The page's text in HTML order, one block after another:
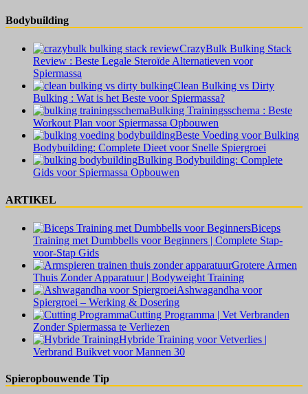
Bodybuilding
CrazyBulk Bulking Stack
Review : Beste Legale Steroïde Alternatieven voor
Spiermassa
Clean Bulking vs Dirty
Bulking : Wat is het Beste voor Spiermassa?
Bulking Trainingsschema : Beste
Workout Plan voor Spiermassa Opbouwen
Beste Voeding voor Bulking
Bodybuilding: Complete Dieet voor Snelle Spiergroei
Bulking Bodybuilding: Complete
Gids voor Spiermassa Opbouwen
ARTIKEL
Biceps
Training met Dumbbells voor Beginners | Complete Stap-
voor-Stap Gids
Grotere Armen
Thuis Zonder Apparatuur | Bodyweight Training
Ashwagandha voor
Spiergroei – Werking & Dosering
Cutting Programma | Vet Verbranden
Zonder Spiermassa te Verliezen
Hybride Training voor Vetverlies |
Verbrand Buikvet voor Mannen 30
Spieropbouwende Tip